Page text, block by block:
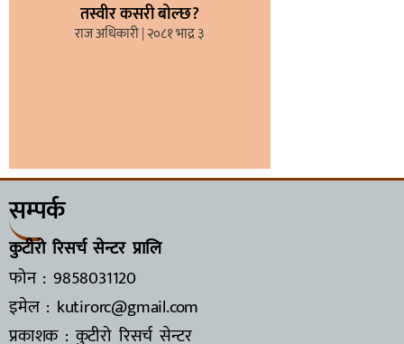
तस्वीर कसरी बोल्छ?
राज अधिकारी २०८१ भाद्र ३
सम्पर्क
कुटीरो रिसर्च सेन्टर प्रालि
फोन : 9858031120
इमेल : kutirorc@gmail.com
प्रकाशक : कुटीरो रिसर्च सेन्टर